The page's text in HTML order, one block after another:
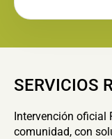
SERVICIOS
Intervención oficial
comunidad, con